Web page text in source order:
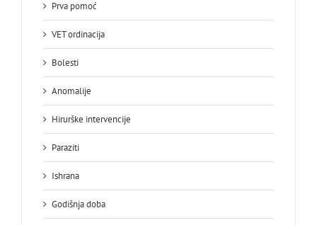
Prva pomoć
VET ordinacija
Bolesti
Anomalije
Hirurške intervencije
Paraziti
Ishrana
Godišnja doba